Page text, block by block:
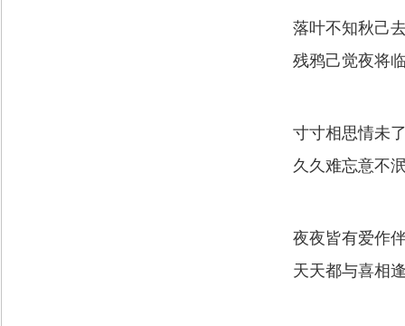
落叶不知秋己
残鸦己觉夜将
寸寸相思情未
久久难忘意不
夜夜皆有爱作
天天都与喜相